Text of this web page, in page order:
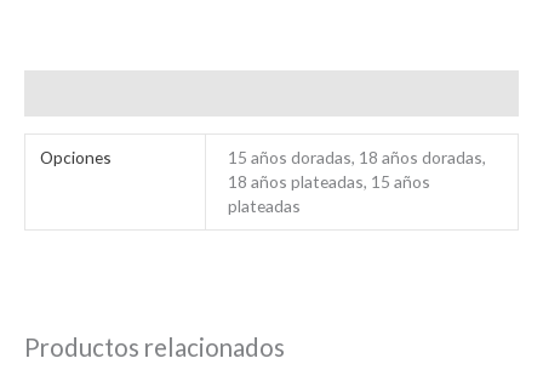
Opciones
15 años doradas, 18 años doradas,
18 años plateadas, 15 años
plateadas
Productos relacionados
Bienvenido/a
Ingresar